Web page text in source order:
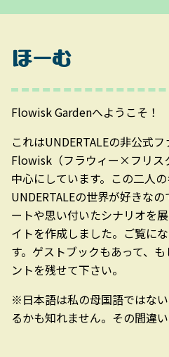
ほーむ
Flowisk Gardenへようこそ！
これはUNDERTALEの非公式
Flowisk（フラウィー×フリス
中心にしています。この二人
UNDERTALEの世界が好きな
ートや思い付いたシナリオを
イトを作成しました。ご覧に
す。ゲストブックもあって、
ントを残せて下さい。
※日本語は私の母国語ではな
るかも知れません。その間違